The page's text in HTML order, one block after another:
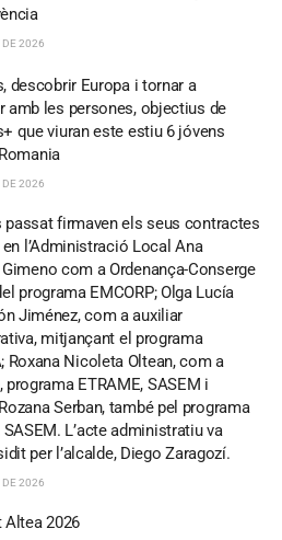
DE 2026
descobrir Europa i tornar a
amb les persones, objectius de
que viuran este estiu 6 jóvens
DE 2026
passat firmaven els seus contractes
l’Administració Local Ana
com a Ordenança-Conserge
programa EMCORP; Olga Lucía
Jiménez, com a auxiliar
mitjançant el programa
Roxana Nicoleta Oltean, com a
programa ETRAME, SASEM i
Serban, també pel programa
SASEM. L’acte administratiu va
per l’alcalde, Diego Zaragozí.
DE 2026
Altea 2026